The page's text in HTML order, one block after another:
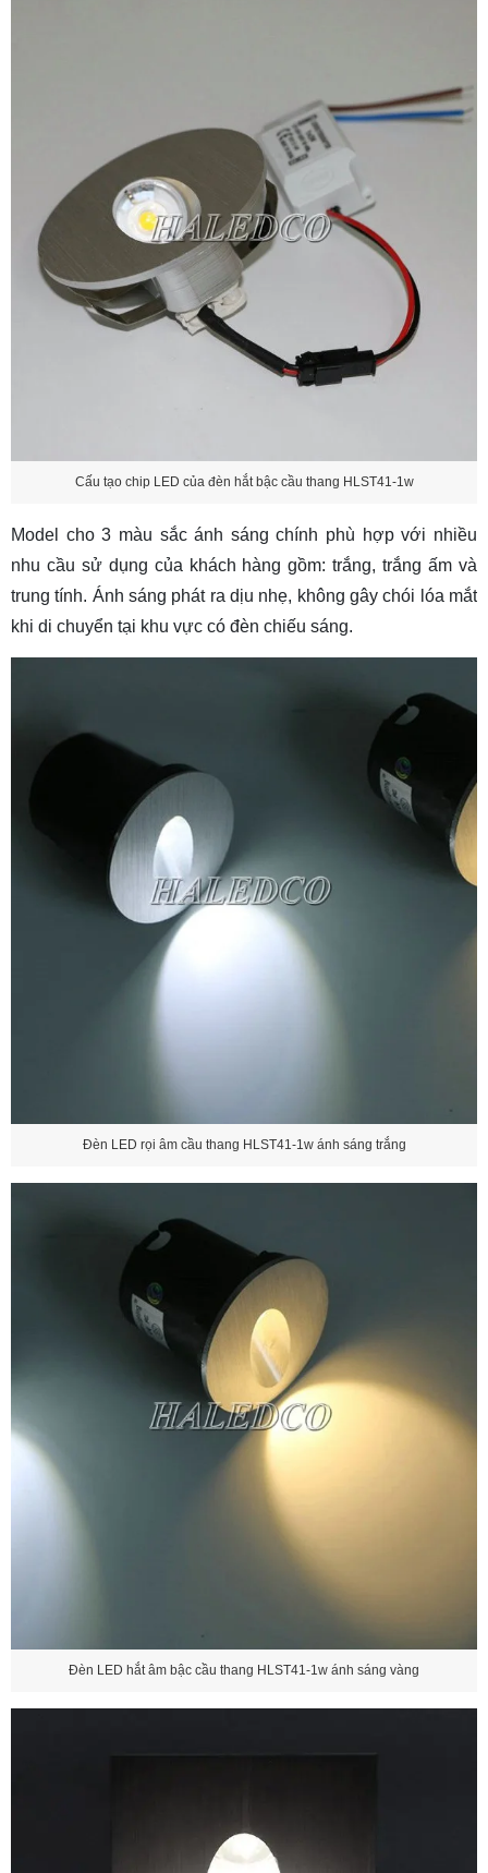
Cấu tạo chip LED của đèn hắt bậc cầu thang HLST41-1w
Model cho 3 màu sắc ánh sáng chính phù hợp với nhiều
nhu cầu sử dụng của khách hàng gồm: trắng, trắng ấm và
trung tính. Ánh sáng phát ra dịu nhẹ, không gây chói lóa mắt
khi di chuyển tại khu vực có đèn chiếu sáng.
Đèn LED rọi âm cầu thang HLST41-1w ánh sáng trắng
Đèn LED hắt âm bậc cầu thang HLST41-1w ánh sáng vàng